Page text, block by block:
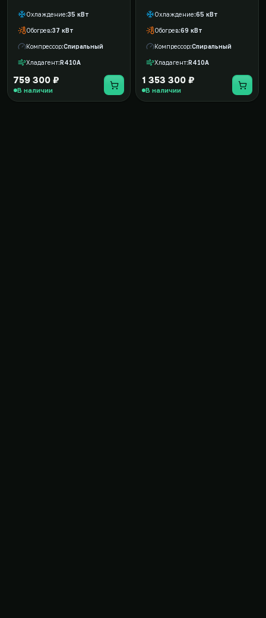
Охлаждение 35 кВт
Обогрев 37 кВт
Компрессор Спиральный
Хладагент R410A
759 300 ₽
В наличии
Охлаждение 65 кВт
Обогрев 69 кВт
Компрессор Спиральный
Хладагент R410A
1 353 300 ₽
В наличии